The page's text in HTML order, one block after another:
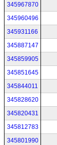
345967870
345960496
345931166
345887147
345859905
345851645
345844011
345828620
345820431
345812783
345801990